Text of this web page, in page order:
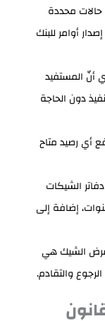
محددة
أوامر للبنك
أنّ المستفيد
دون الحاجة
أي رصيد متاح
الشيكات
جديدة لمدة تصل إلى 5 سنوات، إضافة إلى
الشيك هي
والتقادم.